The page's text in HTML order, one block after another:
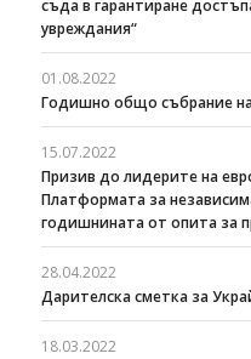
съда в гарантиране
увреждания“
01.08.2022
Годишно общо събрание на
15.07.2022
Призив до лидерите на
Платформата за
годишнината от опита за
28.04.2022
Дарителска сметка за
18.03.2022